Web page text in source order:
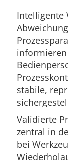
Intelligente
stabile,
Validierte
zentral in
bei